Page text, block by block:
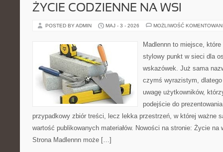
ŻYCIE CODZIENNE NA WSI
POSTED BY ADMIN MAJ - 3 - 2026 MOŻLIWOŚĆ
Madlennn to miejsce,
stylowy punkt w sieci dla
wskazówek. Już sama
czymś wyrazistym,
uwagę użytkowników,
podejście do
przypadkowy zbiór treści, lecz lekka przestrzeń, w której ważne
wartość publikowanych materiałów. Nowości na stronie: Życie na
Strona Madlennn może […]